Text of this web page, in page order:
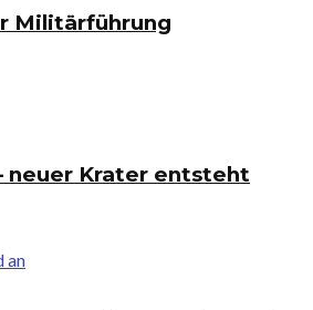
Militärführung
neuer Krater entsteht